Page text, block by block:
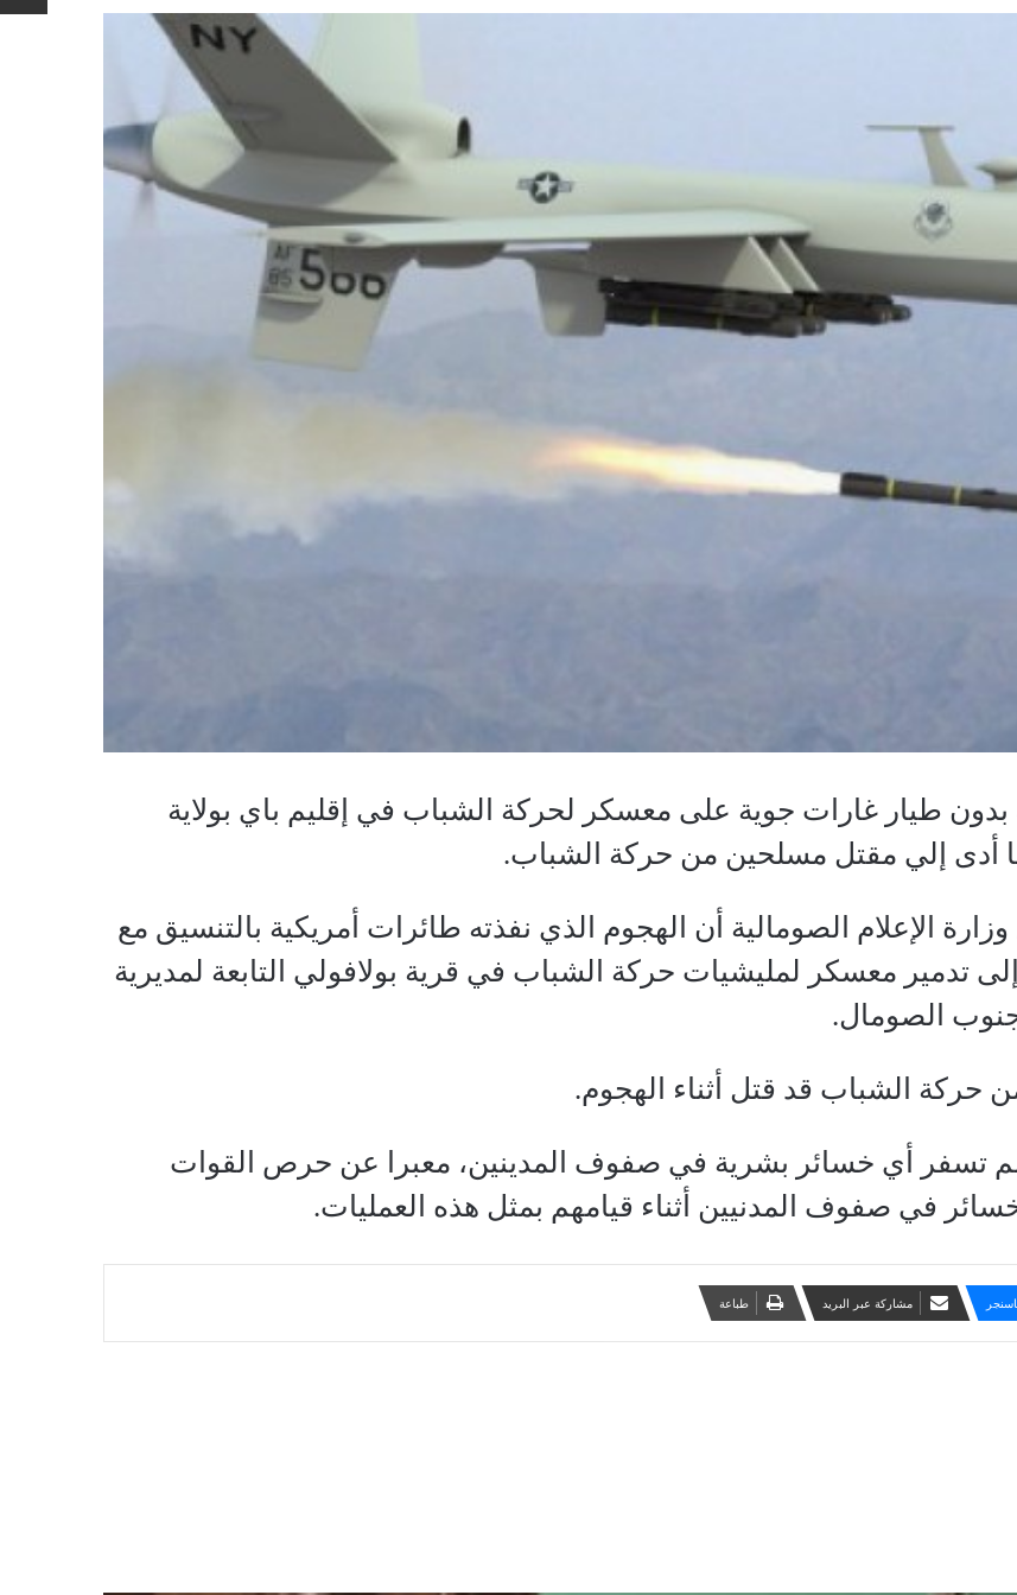
طيار غارات جوية على معسكر لحركة الشباب في إقليم باي بولاية
أدى إلي مقتل مسلحين من حركة الشباب.
الإعلام الصومالية أن الهجوم الذي نفذته طائرات أمريكية بالتنسيق مع
تدمير معسكر لمليشيات حركة الشباب في قرية بولافولي التابعة لمديرية
الصومال.
حركة الشباب قد قتل أثناء الهجوم.
لم تسفر أي خسائر بشرية في صفوف المدينين، معبرا عن حرص القوات
في صفوف المدنيين أثناء قيامهم بمثل هذه العمليات.
مشاركة عبر البريد طباعة